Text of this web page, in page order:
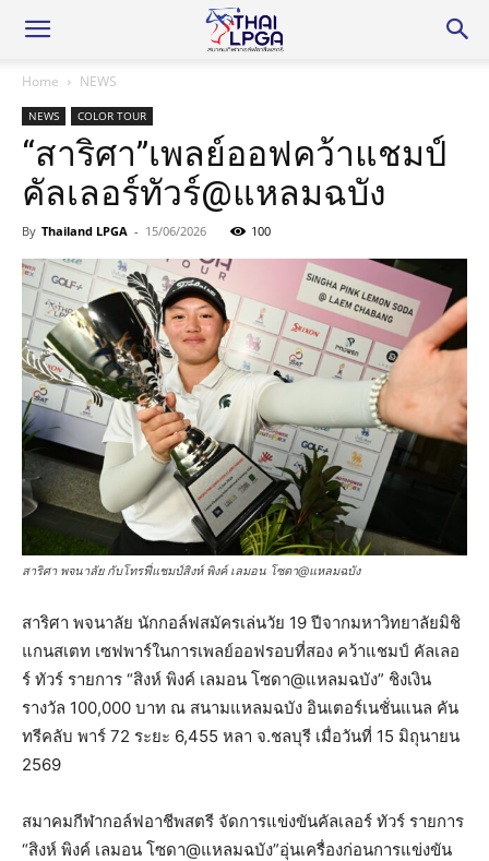
Home NEWS
NEWS COLOR TOUR
“สาริศา”เพลย์ออฟคว้าแชมป์
คัลเลอร์ทัวร์@แหลมฉบัง
By Thailand LPGA - 15/06/2026 100
สาริศา พจนาลัย กับโทรฟี่แชมป์สิงห์ พิงค์ เลมอน โซดา@แหลมฉบัง
สาริศา พจนาลัย นักกอล์ฟสมัครเล่นวัย 19 ปีจากมหาวิทยาลัยมิชิ
แกนสเตท เซฟพาร์ในการเพลย์ออฟรอบที่สอง คว้าแชมป์ คัลเลอ
ร์ ทัวร์ รายการ “สิงห์ พิงค์ เลมอน โซดา@แหลมฉบัง” ชิงเงิน
รางวัล 100,000 บาท ณ สนามแหลมฉบัง อินเตอร์เนชั่นแนล คัน
ทรีคลับ พาร์ 72 ระยะ 6,455 หลา จ.ชลบุรี เมื่อวันที่ 15 มิถุนายน
2569
สมาคมกีฬากอล์ฟอาชีพสตรี จัดการแข่งขันคัลเลอร์ ทัวร์ รายการ
“สิงห์ พิงค์ เลมอน โซดา@แหลมฉบัง”อุ่นเครื่องก่อนการแข่งขัน